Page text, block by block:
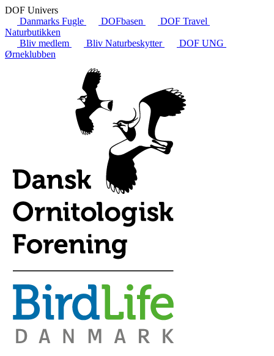
DOF Univers
Danmarks Fugle
DOFbasen
DOF Travel
Naturbutikken
Bliv medlem
Bliv Naturbeskytter
DOF UNG
Ørneklubben